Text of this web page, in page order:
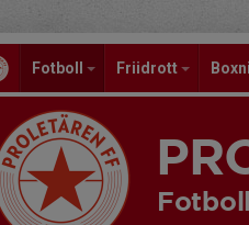
Fotboll Friidrott